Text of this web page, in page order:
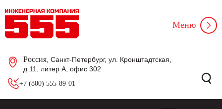
Россия , Санкт-Петербург, ул. Кронштадтская,
д.11, литер А, офис 302
+7 (800) 555-89-01
Меню